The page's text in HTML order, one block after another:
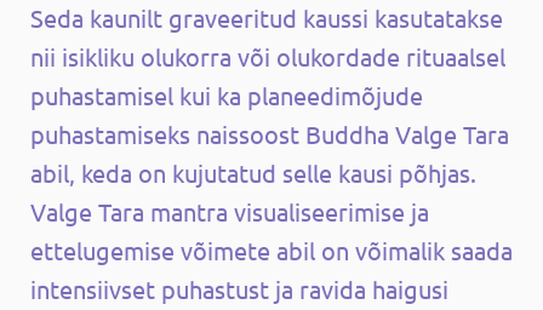
Seda kaunilt graveeritud kaussi kasutatakse
nii isikliku olukorra või olukordade rituaalsel
puhastamisel kui ka planeedimõjude
puhastamiseks naissoost Buddha Valge Tara
abil, keda on kujutatud selle kausi põhjas.
Valge Tara mantra visualiseerimise ja
ettelugemise võimete abil on võimalik saada
intensiivset puhastust ja ravida haigusi